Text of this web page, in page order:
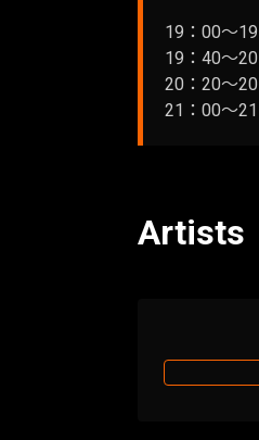
19：00～
19：40～
20：20～
21：00～
Artists